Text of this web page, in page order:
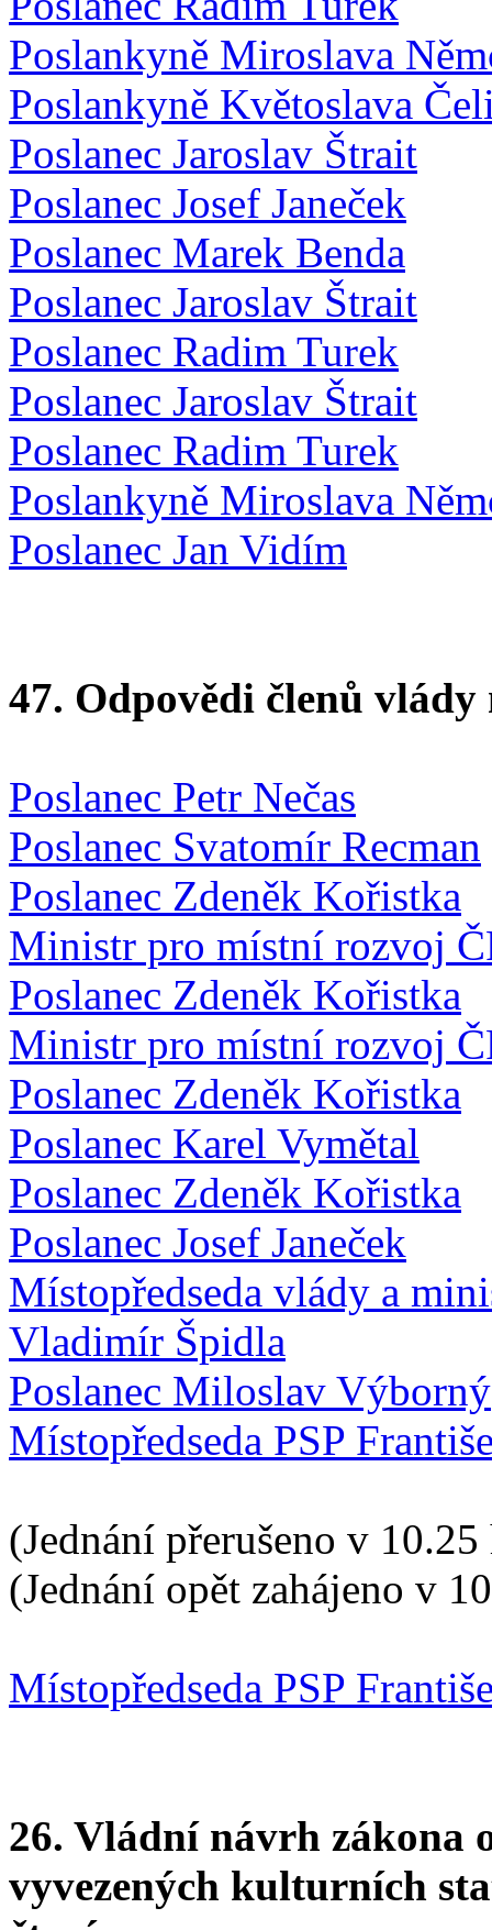
Poslankyně Miroslava
Poslankyně Květoslava
Poslanec Jaroslav Štrait
Poslanec Josef Janeček
Poslanec Marek Benda
Poslanec Jaroslav Štrait
Poslanec Radim Turek
Poslanec Jaroslav Štrait
Poslanec Radim Turek
Poslankyně Miroslava
Poslanec Jan Vidím
47. Odpovědi členů vlády
Poslanec Petr Nečas
Poslanec Svatomír Recman
Poslanec Zdeněk Kořistka
Ministr pro místní rozvoj
Poslanec Zdeněk Kořistka
Ministr pro místní rozvoj
Poslanec Zdeněk Kořistka
Poslanec Karel Vymětal
Poslanec Zdeněk Kořistka
Poslanec Josef Janeček
Místopředseda vlády a
Vladimír Špidla
Poslanec Miloslav Výborný
Místopředseda PSP
(Jednání přerušeno v
(Jednání opět zahájeno v
Místopředseda PSP
26. Vládní návrh zákona
vyvezených kulturních